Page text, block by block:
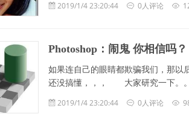
2019/1/4 23:20:44 0人评论
Photoshop：闹鬼 你相信吗？
如果连自己的眼睛都欺骗我们，那
还没搞懂，，， 大家研究一下。
2019/1/4 23:20:44 0人评论